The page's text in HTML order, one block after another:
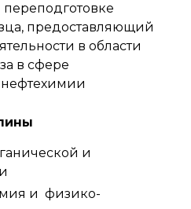
предоставляющий
в области
в сфере
и
и физико-